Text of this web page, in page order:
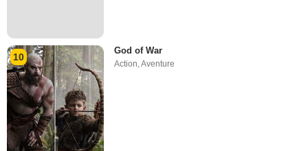
10
God of War
Action,Aventure